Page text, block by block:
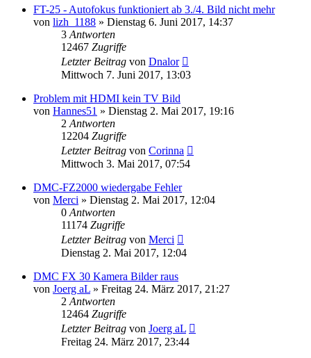
FT-25 - Autofokus funktioniert ab 3./4. Bild nicht mehr
von lizh_1188 » Dienstag 6. Juni 2017, 14:37
3 Antworten
12467 Zugriffe
Letzter Beitrag von Dnalor
Mittwoch 7. Juni 2017, 13:03
Problem mit HDMI kein TV Bild
von Hannes51 » Dienstag 2. Mai 2017, 19:16
2 Antworten
12204 Zugriffe
Letzter Beitrag von Corinna
Mittwoch 3. Mai 2017, 07:54
DMC-FZ2000 wiedergabe Fehler
von Merci » Dienstag 2. Mai 2017, 12:04
0 Antworten
11174 Zugriffe
Letzter Beitrag von Merci
Dienstag 2. Mai 2017, 12:04
DMC FX 30 Kamera Bilder raus
von Joerg aL » Freitag 24. März 2017, 21:27
2 Antworten
12464 Zugriffe
Letzter Beitrag von Joerg aL
Freitag 24. März 2017, 23:44